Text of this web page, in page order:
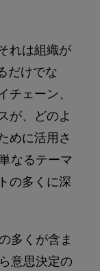
れは組織が
だけでな
チェーン、
が、どのよ
めに活用さ
なるテーマ
の多くに深
多くが含ま
意思決定の